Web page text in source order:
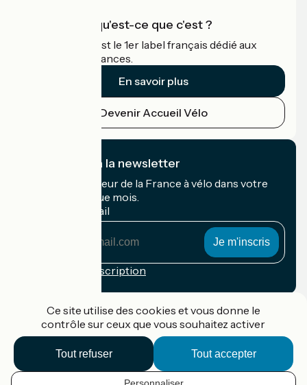
Accueil Vélo qu'est-ce que c'est ?
Accueil Vélo c'est le 1er label français dédié aux
cyclistes en vacances.
En savoir plus
Devenir Accueil Vélo
Je m'abonne à la newsletter
Recevez le meilleur de la France à vélo dans votre
boîte mail chaque mois.
Mon adresse mail
Conditions d'inscription
Accueil Vélo Pro
Contact
Ce site utilise des cookies et vous donne le
contrôle sur ceux que vous souhaitez activer
Tout accepter
Tout refuser